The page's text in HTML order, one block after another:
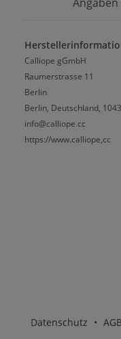
Calliope gGmbH
Raumerstrasse 11
Berlin
Berlin, Deutschland,
info@calliope.cc
https://www.calliope,cc
Datenschutz • AGB